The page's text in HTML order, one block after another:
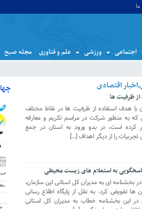
اجتماعی ورزشی علم و فناوری مجله صبح
از ظرفیت ها
با هدف استفاده از ظرفیت ها در نقاط مختلف
به منظور شرکت در مراسم تکریم و معارفه
کرده است، در بدو ورود به استان در جمع
تجربیات را از دیگر اهداف […]
به استعلام های زیست محیطی
ای به مدیران کل استانی این سازمان،
آن ها تفویض کرد. به نقل از پایگاه اطلاع رسانی
این بخشنامه خطاب به مدیران کل استانی